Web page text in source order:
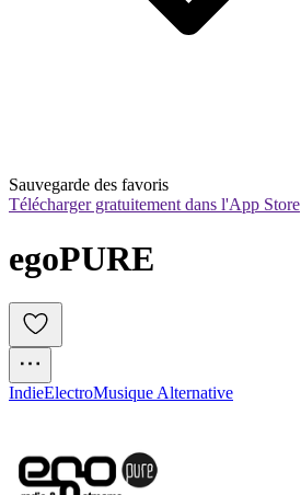
Sauvegarde des favoris
Télécharger gratuitement dans l'App Store
egoPURE
IndieElectroMusique Alternative